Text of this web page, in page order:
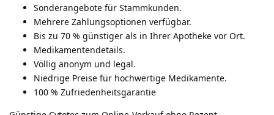
Sonderangebote für Stammkunden.
Mehrere Zahlungsoptionen verfügbar.
Bis zu 70 % günstiger als in Ihrer Apotheke vor Ort.
Medikamentendetails.
Völlig anonym und legal.
Niedrige Preise für hochwertige Medikamente.
100 % Zufriedenheitsgarantie